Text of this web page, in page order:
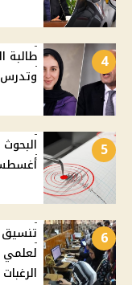
4
وتدرس
5
6
الرغبات